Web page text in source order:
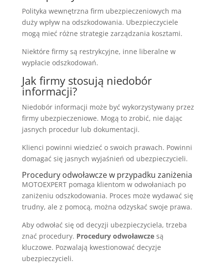
Polityka wewnętrzna firm ubezpieczeniowych ma
duży wpływ na odszkodowania. Ubezpieczyciele
mogą mieć różne strategie zarządzania kosztami.
Niektóre firmy są restrykcyjne, inne liberalne w
wypłacie odszkodowań.
Jak firmy stosują niedobór
informacji?
Niedobór informacji może być wykorzystywany przez
firmy ubezpieczeniowe. Mogą to zrobić, nie dając
jasnych procedur lub dokumentacji.
Klienci powinni wiedzieć o swoich prawach. Powinni
domagać się jasnych wyjaśnień od ubezpieczycieli.
Procedury odwoławcze w przypadku zaniżenia
MOTOEXPERT pomaga klientom w odwołaniach po
zaniżeniu odszkodowania. Proces może wydawać się
trudny, ale z pomocą, można odzyskać swoje prawa.
Aby odwołać się od decyzji ubezpieczyciela, trzeba
znać procedury. Procedury odwoławczesą
kluczowe. Pozwalają kwestionować decyzje
ubezpieczycieli.